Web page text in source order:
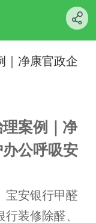
｜净康官政企
案例｜净
公呼吸安
宝安银行甲醛
装修除醛、